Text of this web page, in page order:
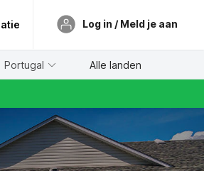
Log in / Meld je aan
Portugal Alle landen